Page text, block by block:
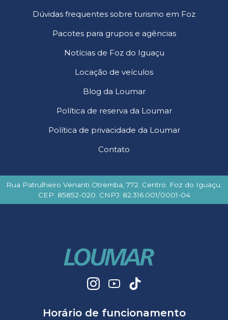
Dúvidas frequentes sobre turismo em Foz
Pacotes para grupos e agências
Notícias de Foz do Iguaçu
Locação de veículos
Blog da Loumar
Política de reserva da Loumar
Política de privacidade da Loumar
Contato
Rua Patrulheiro Venanti Otremba, 772. Centro. Foz do Iguaçu.
CEP: 85852-020. CNPJ: 82.316.001/0001-04
Horário de funcionamento